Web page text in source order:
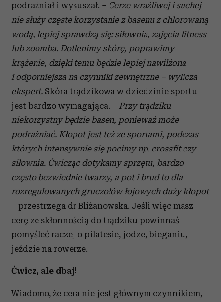
podrażniał i wysuszał. – Cerze wrażliwej i suchej
nie służy częste korzystanie z basenu z chlorowaną
wodą, lepiej sprawdzą się: siłownia, zajęcia fitness
lub zoomba. Dotlenimy skórę, poprawimy
krążenie, dzięki temu będzie lepiej nawilżona
i odporniejsza na czynniki zewnętrzne – wylicza
ekspert. Skóra trądzikowa w dziedzinie sportu
jest bardzo wymagająca. – Przy trądziku
niekorzystny będzie basen, ponieważ może
podrażniać. Kłopot jest też ze sportami, podczas
których intensywnie się pocimy np. crossfit czy
siłownia. Ćwicząc dotykamy sprzętu, bardzo
często bezwiednie twarzy, a pot i brud to dla
rozregulowanych gruczołów łojowych duży kłopot
– przestrzega dr Bliżanowska. Jeśli więc masz
cerę ze skłonnością do trądziku powinnaś
pomyśleć raczej o pilatesie, jodze, bieganiu,
jeździe na rowerze.
Ćwicz, ale dbaj!
Wiadomo, że cera nie jest głównym czynnikiem,